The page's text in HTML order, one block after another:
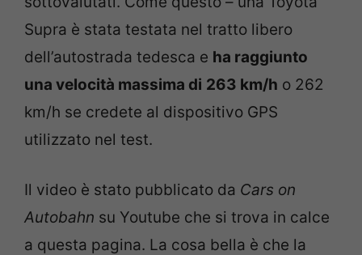
Supra è stata testata nel tratto libero
dell’autostrada tedesca e ha raggiunto
una velocità massima di 263 km/h o 262
km/h se credete al dispositivo GPS
utilizzato nel test.
Il video è stato pubblicato da Cars on
Autobahn su Youtube che si trova in calce
a questa pagina. La cosa bella è che la